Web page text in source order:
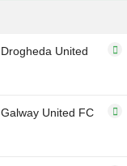
Drogheda United
Galway United FC